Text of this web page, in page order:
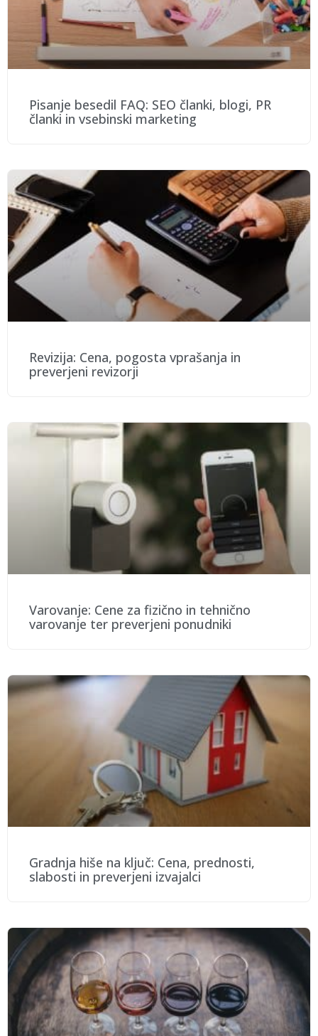
Pisanje besedil FAQ: SEO članki, blogi, PR
članki in vsebinski marketing
Revizija: Cena, pogosta vprašanja in
preverjeni revizorji
Varovanje: Cene za fizično in tehnično
varovanje ter preverjeni ponudniki
Gradnja hiše na ključ: Cena, prednosti,
slabosti in preverjeni izvajalci